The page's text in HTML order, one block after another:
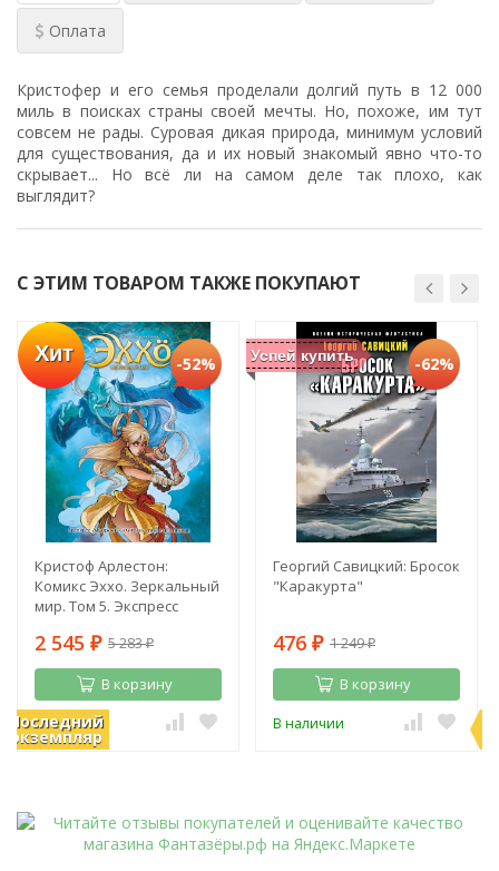
Оплата
Кристофер и его семья проделали долгий путь в 12 000
миль в поисках страны своей мечты. Но, похоже, им тут
совсем не рады. Суровая дикая природа, минимум условий
для существования, да и их новый знакомый явно что-то
скрывает... Но всё ли на самом деле так плохо, как
выглядит?
С ЭТИМ ТОВАРОМ ТАКЖЕ ПОКУПАЮТ
Хит
Последний
экземпляр
-52%
Кристоф Арлестон:
Комикс Эххо. Зеркальный
мир. Том 5. Экспресс
Призрак в Пекине
2 545 ₽ 5 283₽
В корзину
В наличии
Успей купить -62%
Георгий Савицкий: Бросок
"Каракурта"
476 ₽ 1 249₽
В корзину
В наличии